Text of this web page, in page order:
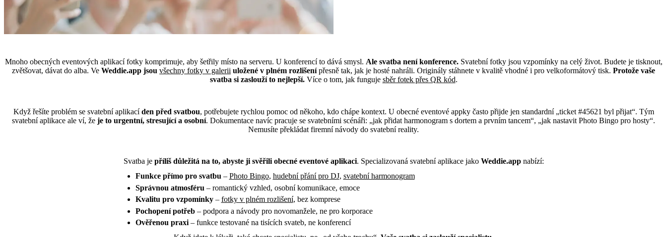
Mnoho obecných eventových aplikací fotky komprimuje, aby šetřily místo na serveru. U konferencí to dává smysl. Ale svatba není konference.Svatební fotky jsou vzpomínky na celý život. Budete je tisknout,
zvětšovat, dávat do alba. Ve Weddie.app jsou všechny fotky v galerii uložené v plném rozlišenípřesně tak, jak je hosté nahráli. Originály stáhnete v kvalitě vhodné i pro velkoformátový tisk. Protože vaše
svatba si zaslouží to nejlepší.Více o tom, jak funguje sběr fotek přes QR kód.
Když řešíte problém se svatební aplikacíden před svatbou, potřebujete rychlou pomoc od někoho, kdo chápe kontext. U obecné eventové appky často přijde jen standardní „ticket #45621 byl přijat“. Tým
svatební aplikace ale ví, že je to urgentní, stresující a osobní. Dokumentace navíc pracuje se svatebními scénáři: „jak přidat harmonogram s dortem a prvním tancem“, „jak nastavit Photo Bingo pro hosty“.
Nemusíte překládat firemní návody do svatební reality.
Svatba je příliš důležitá na to, abyste ji svěřili obecné eventové aplikaci. Specializovaná svatební aplikace jako Weddie.appnabízí:
Funkce přímo pro svatbu – Photo Bingo, hudební přání pro DJ, svatební harmonogram
Správnou atmosféru – romantický vzhled, osobní komunikace, emoce
Kvalitu pro vzpomínky– fotky v plném rozlišení, bez komprese
Pochopení potřeb– podpora a návody pro novomanžele, ne pro korporace
Ověřenou praxi– funkce testované na tisících svateb, ne konferencí